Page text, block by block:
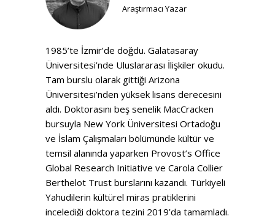
Araştırmacı Yazar
1985’te İzmir’de doğdu. Galatasaray
Üniversitesi’nde Uluslararası İlişkiler okudu.
Tam burslu olarak gittiği Arizona
Üniversitesi’nden yüksek lisans derecesini
aldı. Doktorasını beş senelik MacCracken
bursuyla New York Üniversitesi Ortadoğu
ve İslam Çalışmaları bölümünde kültür ve
temsil alanında yaparken Provost’s Office
Global Research Initiative ve Carola Collier
Berthelot Trust burslarını kazandı. Türkiyeli
Yahudilerin kültürel miras pratiklerini
incelediği doktora tezini 2019’da tamamladı.